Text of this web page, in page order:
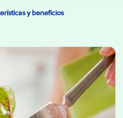
y beneficios